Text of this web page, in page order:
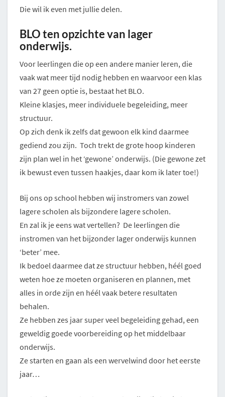
Die wil ik even met jullie delen.
BLO ten opzichte van lager
onderwijs.
Voor leerlingen die op een andere manier leren, die
vaak wat meer tijd nodig hebben en waarvoor een klas
van 27 geen optie is, bestaat het BLO.
Kleine klasjes, meer individuele begeleiding, meer
structuur.
Op zich denk ik zelfs dat gewoon elk kind daarmee
gediend zou zijn. Toch trekt de grote hoop kinderen
zijn plan wel in het ‘gewone’ onderwijs. (Die gewone zet
ik bewust even tussen haakjes, daar kom ik later toe!)
Bij ons op school hebben wij instromers van zowel
lagere scholen als bijzondere lagere scholen.
En zal ik je eens wat vertellen? De leerlingen die
instromen van het bijzonder lager onderwijs kunnen
‘beter’ mee.
Ik bedoel daarmee dat ze structuur hebben, héél goed
weten hoe ze moeten organiseren en plannen, met
alles in orde zijn en héél vaak betere resultaten
behalen.
Ze hebben zes jaar super veel begeleiding gehad, een
geweldig goede voorbereiding op het middelbaar
onderwijs.
Ze starten en gaan als een wervelwind door het eerste
jaar…